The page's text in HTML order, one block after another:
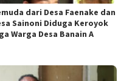
dari Desa Faenake dan
Sainoni Diduga Keroyok
Warga Desa Banain A